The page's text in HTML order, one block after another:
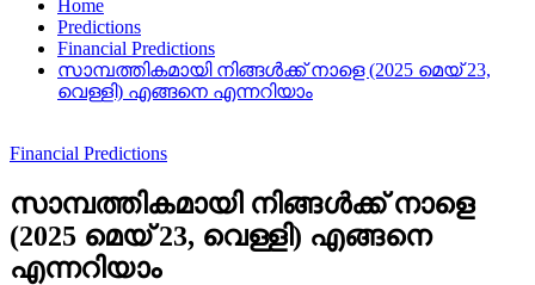
Home
Predictions
Financial Predictions
സാമ്പത്തികമായി നിങ്ങൾക്ക് നാളെ (2025 മെയ് 23,
വെള്ളി) എങ്ങനെ എന്നറിയാം
Financial Predictions
സാമ്പത്തികമായി നിങ്ങൾക്ക് നാളെ
(2025 മെയ് 23, വെള്ളി) എങ്ങനെ
എന്നറിയാം